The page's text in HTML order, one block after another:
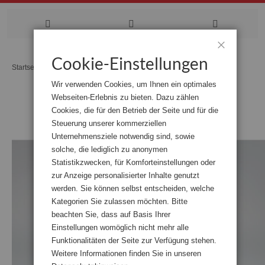
Startseite Von der Lust zur Verwandlung
Cookie-Einstellungen
Wir verwenden Cookies, um Ihnen ein optimales
Webseiten-Erlebnis zu bieten. Dazu zählen
Cookies, die für den Betrieb der Seite und für die
Steuerung unserer kommerziellen
Unternehmensziele notwendig sind, sowie
solche, die lediglich zu anonymen
Statistikzwecken, für Komforteinstellungen oder
zur Anzeige personalisierter Inhalte genutzt
werden. Sie können selbst entscheiden, welche
Kategorien Sie zulassen möchten. Bitte
beachten Sie, dass auf Basis Ihrer
Einstellungen womöglich nicht mehr alle
Funktionalitäten der Seite zur Verfügung stehen.
Weitere Informationen finden Sie in unseren